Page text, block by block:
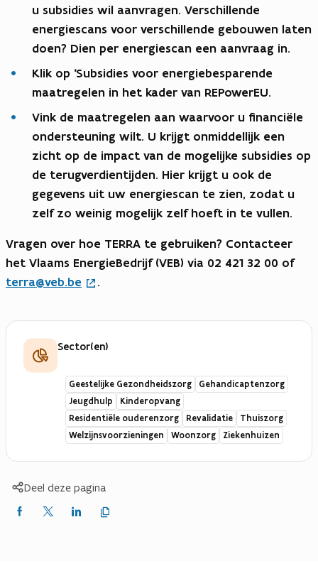
u subsidies wil aanvragen. Verschillende
energiescans voor verschillende gebouwen laten
doen? Dien per energiescan een aanvraag in.
Klik op ‘Subsidies voor energiebesparende
maatregelen in het kader van REPowerEU.
Vink de maatregelen aan waarvoor u financiële
ondersteuning wilt. U krijgt onmiddellijk een
zicht op de impact van de mogelijke subsidies op
de terugverdientijden. Hier krijgt u ook de
gegevens uit uw energiescan te zien, zodat u
zelf zo weinig mogelijk zelf hoeft in te vullen.
Vragen over hoe TERRA te gebruiken? Contacteer
het Vlaams EnergieBedrijf (VEB) via 02 421 32 00 of
terra@veb.be
.
Sector(en)
Geestelijke Gezondheidszorg
Gehandicaptenzorg
Jeugdhulp
Kinderopvang
Residentiële ouderenzorg
Revalidatie
Thuiszorg
Welzijnsvoorzieningen
Woonzorg Ziekenhuizen
Deel deze pagina
Delen
Delen
Delen
link